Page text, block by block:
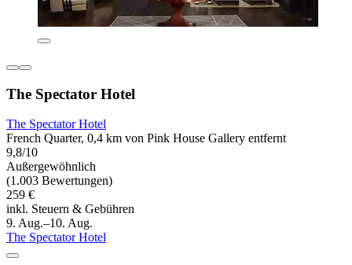
The Spectator Hotel
The Spectator Hotel
French Quarter, 0,4 km von Pink House Gallery entfernt
9,8/10
Außergewöhnlich
(1.003 Bewertungen)
259 €
inkl. Steuern & Gebühren
9. Aug.–10. Aug.
The Spectator Hotel